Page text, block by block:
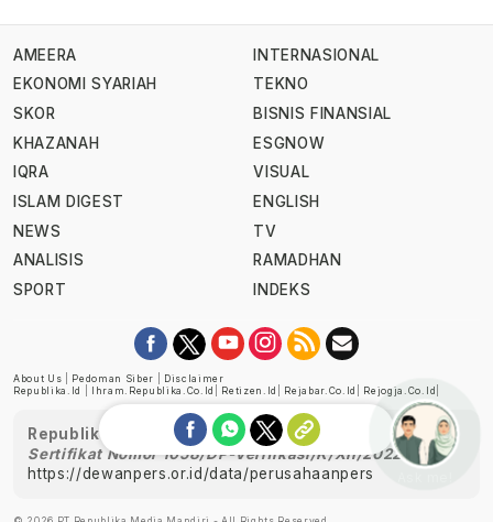
AMEERA
EKONOMI SYARIAH
SKOR
KHAZANAH
IQRA
ISLAM DIGEST
NEWS
ANALISIS
SPORT
INTERNASIONAL
TEKNO
BISNIS FINANSIAL
ESGNOW
VISUAL
ENGLISH
TV
RAMADHAN
INDEKS
About Us Pedoman Siber
Disclaimer
Republika.id
Ihram.republika.co.id Retizen.id Rejabar.co.id Rejogja.co.id
Republika telah diverifikasi oleh Dewan Pers
Sertifikat Nomor 1058/DP-Verifikasi/K/XII/2022
https://dewanpers.or.id/data/perusahaanpers